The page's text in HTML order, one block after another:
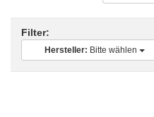
Filter:
Hersteller: Bitte wählen